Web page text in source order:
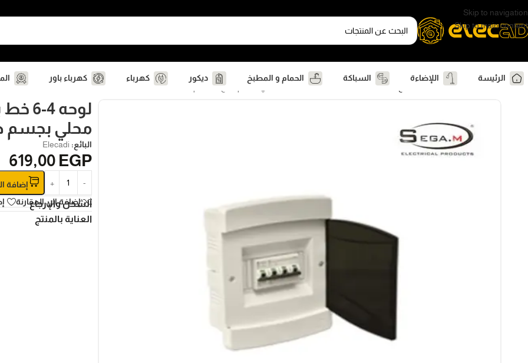
Skip to navigation
Skip to main content
الرئيسة اللإضاءة السباكة الحمام و المطبخ ديكور كهرباء كهرباء باور
الرئيسية
كهرباء لوحات و قواطع كهرباء
لوحه
محلي بجسم
البائع: Elecadi
619,00 EGP
إضافة
إضافة الي المقارنة
الشحن والإرجاع
العناية بالمنتج